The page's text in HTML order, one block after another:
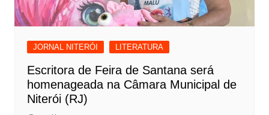
JORNAL NITERÓI LITERATURA
Escritora de Feira de Santana será
homenageada na Câmara Municipal de
Niterói (RJ)